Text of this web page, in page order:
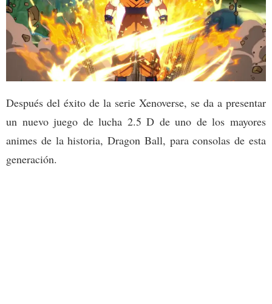
Después del éxito de la serie Xenoverse, se da a presentar
un nuevo juego de lucha 2.5 D de uno de los mayores
animes de la historia, Dragon Ball, para consolas de esta
generación.